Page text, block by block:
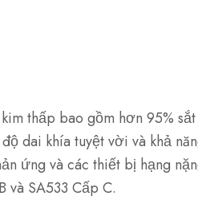
thấp bao gồm hơn 95%
dai khía tuyệt vời và khả
ứng và các thiết bị hạng
và SA533 Cấp C.